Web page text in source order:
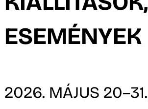
ESEMÉNYEK
2026. MÁJUS 20–31.